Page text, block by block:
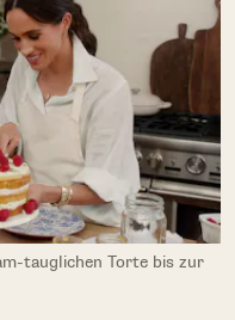
tauglichen Torte bis zur